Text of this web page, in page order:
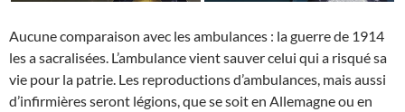
Aucune comparaison avec les ambulances : la guerre de 1914
les a sacralisées. L’ambulance vient sauver celui qui a risqué sa
vie pour la patrie. Les reproductions d’ambulances, mais aussi
d’infirmières seront légions, que se soit en Allemagne ou en